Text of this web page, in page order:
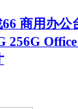
商用办公
256G